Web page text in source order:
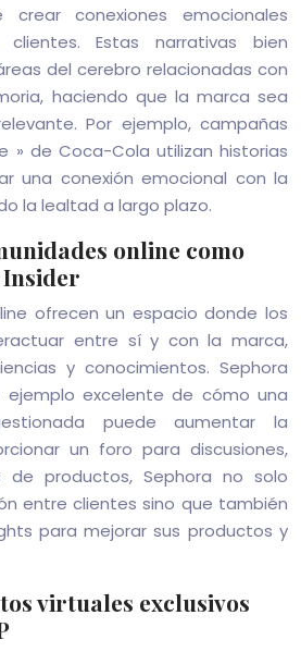
crear conexiones emocionales
Estas narrativas bien
del cerebro relacionadas con
haciendo que la marca sea
Por ejemplo, campañas
» de Coca-Cola utilizan historias
una conexión emocional con la
la lealtad a largo plazo.
online como
Insider
ofrecen un espacio donde los
entre sí y con la marca,
y conocimientos. Sephora
ejemplo excelente de cómo una
puede aumentar la
un foro para discusiones,
de productos, Sephora no solo
entre clientes sino que también
para mejorar sus productos y
virtuales exclusivos